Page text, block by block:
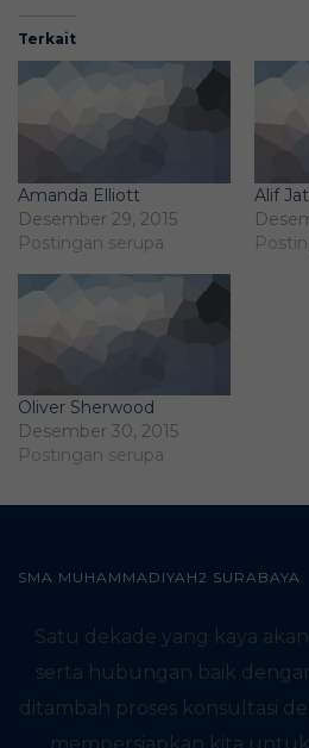
Terkait
Amanda Elliott
Desember 29, 2015
Postingan serupa
Alif
Oliver Sherwood
Desember 30, 2015
Postingan serupa
SMA MUHAMMADIYAH2 SURABAYA
Satu dekade yang kaya
serta hubungan baik
ditambah proses konsultasi